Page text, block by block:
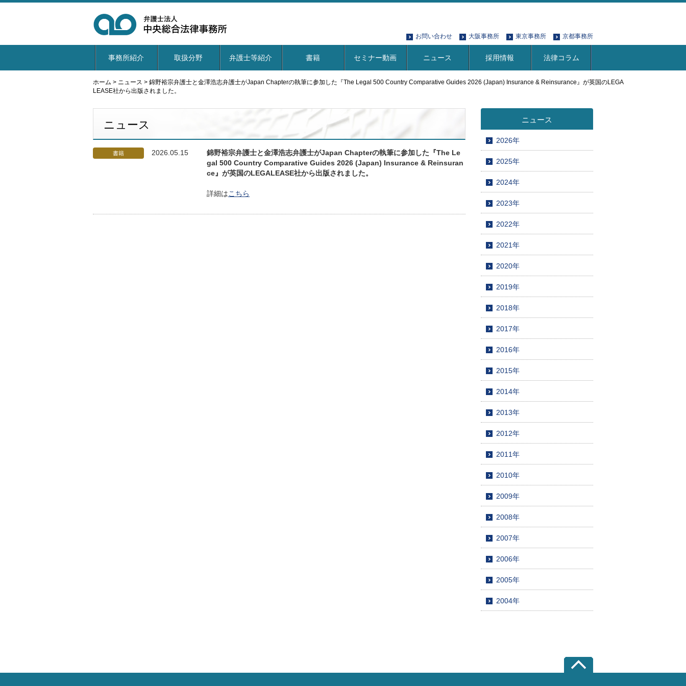
お問い合わせ 大阪事務所 東京事務所 京都事務所
事務所紹介 取扱分野 弁護士等紹介 書籍 セミナー動画 ニュース 採用情報 法律コラム
ホーム > ニュース > 錦野裕宗弁護士と金澤浩志弁護士がJapan Chapterの執筆に参加した『The Legal 500 Country Comparative Guides 2026 (Japan) Insurance & Reinsurance』が英国のLEGA
LEASE社から出版されました。
ニュース
書籍 2026.05.15
錦野裕宗弁護士と金澤浩志弁護士がJapan Chapterの執筆に参加した『The Le
gal 500 Country Comparative Guides 2026 (Japan) Insurance & Reinsuran
ce』が英国のLEGALEASE社から出版されました。
詳細はこちら
ニュース
2026年
2025年
2024年
2023年
2022年
2021年
2020年
2019年
2018年
2017年
2016年
2015年
2014年
2013年
2012年
2011年
2010年
2009年
2008年
2007年
2006年
2005年
2004年